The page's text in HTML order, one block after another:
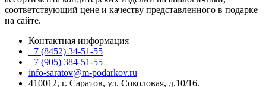
соответствующий цене и качеству представленного в подарке
на сайте.
Контактная информация
+7 (8452) 34-51-55
+7 (905) 384-51-55
info-saratov@m-podarkov.ru
410012, г. Саратов, ул. Соколовая, д.10/16.